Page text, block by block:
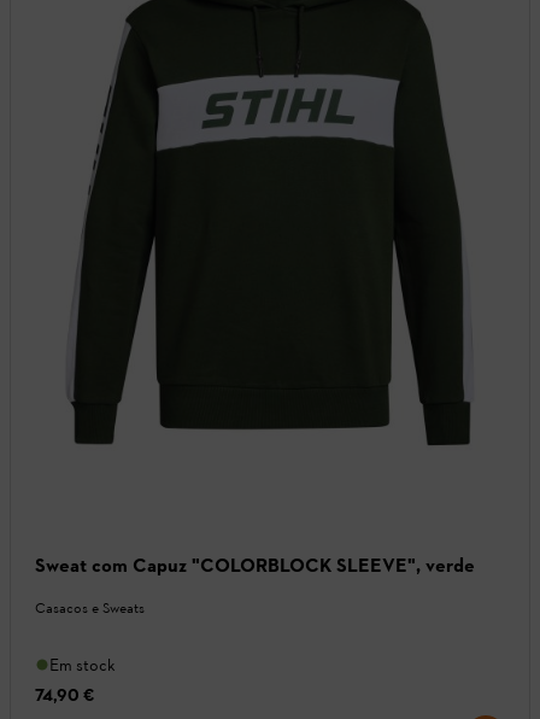
Sweat com Capuz "COLORBLOCK SLEEVE", verde
Casacos e Sweats
Em stock
74,90 €